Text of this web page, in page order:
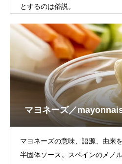
とするのは俗説。
マヨネーズ／
マヨネーズの意味、語源、由来
半固体ソース。スペインのメノ